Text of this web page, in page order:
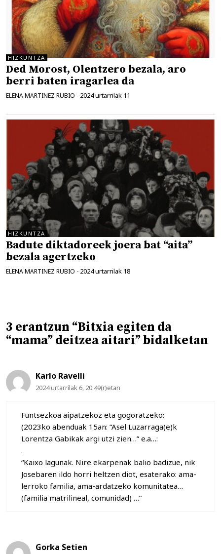
HIZKUNTZA
Ded Morost, Olentzero bezala, aro
berri baten iragarlea da
ELENA MARTINEZ RUBIO - 2024 urtarrilak 11
HIZKUNTZA
Badute diktadoreek joera bat “aita”
bezala agertzeko
ELENA MARTINEZ RUBIO - 2024 urtarrilak 18
3 erantzun “Bitxia egiten da
“mama” deitzea aitari” bidalketan
Karlo Ravelli
2024 urtarrilak 6, 20:49(r)etan
Funtsezkoa aipatzekoz eta gogoratzeko:
(2023ko abenduak 15an: “Asel Luzarraga(e)k
Lorentza Gabikak argi utzi zien…” e.a…:
.
“Kaixo lagunak. Nire ekarpenak balio badizue, nik
Josebaren ildo horri heltzen diot, esaterako: ama-
lerroko familia, ama-ardatzeko komunitatea…
(familia matrilineal, comunidad) …”
Gorka Setien